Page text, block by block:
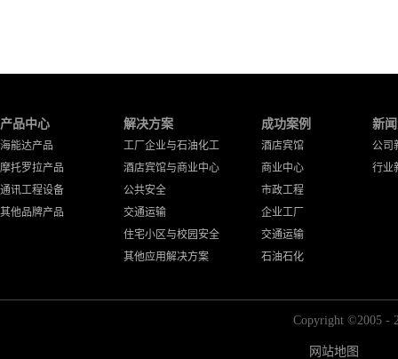
产品中心
海能达产品
摩托罗拉产品
通讯工程设备
其他品牌产品
解决方案
工厂企业与石油化工
酒店宾馆与商业中心
公共安全
交通运输
住宅小区与校园安全
其他应用解决方案
成功案例
酒店宾馆
商业中心
市政工程
企业工厂
交通运输
石油石化
新
公司
行业
Copyright ©2005 -
网站地图